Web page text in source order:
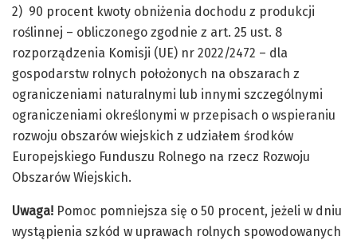
2) 90 procent kwoty obniżenia dochodu z produkcji
roślinnej – obliczonego zgodnie z art. 25 ust. 8
rozporządzenia Komisji (UE) nr 2022/2472 – dla
gospodarstw rolnych położonych na obszarach z
ograniczeniami naturalnymi lub innymi szczególnymi
ograniczeniami określonymi w przepisach o wspieraniu
rozwoju obszarów wiejskich z udziałem środków
Europejskiego Funduszu Rolnego na rzecz Rozwoju
Obszarów Wiejskich.
Uwaga! Pomoc pomniejsza się o 50 procent, jeżeli w dniu
wystąpienia szkód w uprawach rolnych spowodowanych